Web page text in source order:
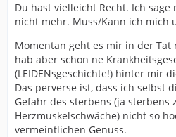
Du hast vielleicht Recht. Ich
nicht mehr. Muss/Kann ich mich
Momentan geht es mir in der Tat
hab aber schon ne
(LEIDENsgeschichte!) hinter mir
Das perverse ist, dass ich selbst
Gefahr des sterbens (ja sterbens
Herzmuskelschwäche) nicht so
vermeintlichen Genuss.